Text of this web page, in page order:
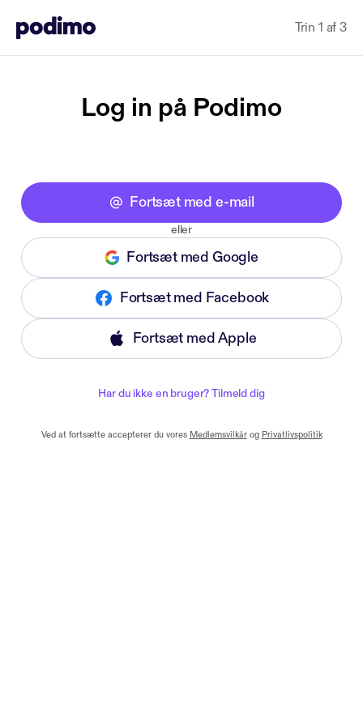
Trin 1 af 3
Log in på Podimo
Fortsæt med e-mail
eller
Fortsæt med Google
Fortsæt med Facebook
Fortsæt med Apple
Har du ikke en bruger? Tilmeld dig
Ved at fortsætte accepterer du vores Medlemsvilkår og Privatlivspolitik